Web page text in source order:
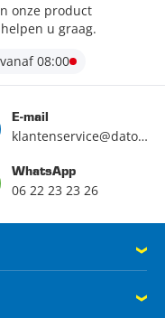
onze product
u graag.
08:00
E-mail
klantenservice@datona.nl
WhatsApp
06 22 23 23 26